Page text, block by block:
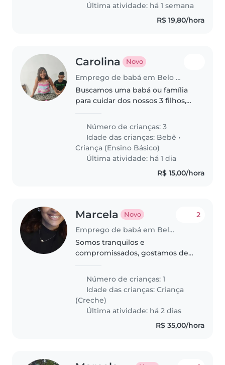
Última atividade: há 1 semana
R$ 19,80/hora
Carolina Novo
Emprego de babá em Belo Horizonte
Buscamos uma babá ou família
para cuidar dos nossos 3 filhos,
alguém atencioso, que goste de
crianças independentes e
afetuosas...
Número de crianças: 3
Idade das crianças: Bebê •
Criança (Ensino Básico)
Última atividade: há 1 dia
R$ 15,00/hora
Marcela Novo
Emprego de babá em Belo Horizonte
2
Somos tranquilos e
compromissados, gostamos de
esperamos nos dar bem e fazer
uma boa parceria
Número de crianças: 1
Idade das crianças:Criança
(Creche)
Última atividade: há 2 dias
R$ 35,00/hora